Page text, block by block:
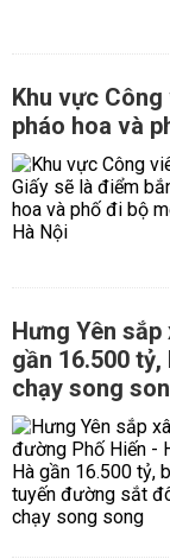
Khu vực
pháo hoa và
Hưng Yên
gần 16.500
chạy song